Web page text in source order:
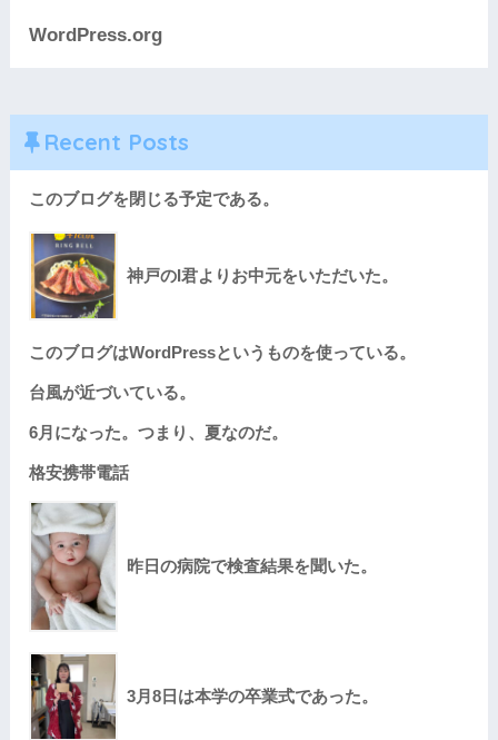
WordPress.org
Recent Posts
このブログを閉じる予定である。
神戸のI君よりお中元をいただいた。
このブログはWordPressというものを使っている。
台風が近づいている。
6月になった。つまり、夏なのだ。
格安携帯電話
昨日の病院で検査結果を聞いた。
3月8日は本学の卒業式であった。